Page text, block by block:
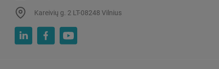
Kareivių g. 2 LT-08248 Vilnius